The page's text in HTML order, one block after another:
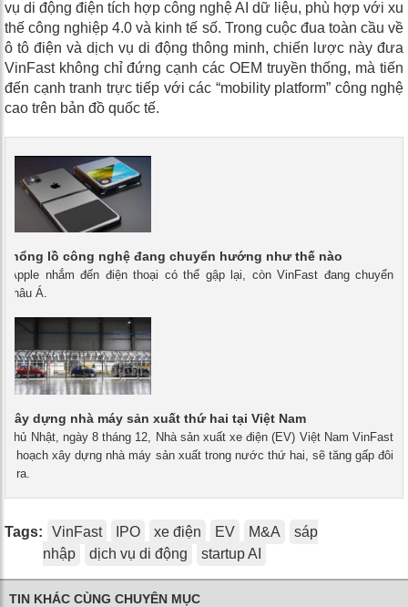
vụ di động điện tích hợp công nghệ AI dữ liệu, phù hợp với xu
thế công nghiệp 4.0 và kinh tế số. Trong cuộc đua toàn cầu về
ô tô điện và dịch vụ di động thông minh, chiến lược này đưa
VinFast không chỉ đứng cạnh các OEM truyền thống, mà tiến
đến cạnh tranh trực tiếp với các “mobility platform” công nghệ
cao trên bản đồ quốc tế.
khổng lồ công nghệ đang chuyển hướng như thế nào
Apple nhắm đến điện thoại có thể gập lại, còn VinFast đang chuyển
châu Á.
xây dựng nhà máy sản xuất thứ hai tại Việt Nam
Chủ Nhật, ngày 8 tháng 12, Nhà sản xuất xe điện (EV) Việt Nam VinFast
hoạch xây dựng nhà máy sản xuất trong nước thứ hai, sẽ tăng gấp đôi
ra.
Tags: VinFast IPO xe điện EV M&A
sáp
nhập
dịch vụ di động startup AI
TIN KHÁC CÙNG CHUYÊN MỤC